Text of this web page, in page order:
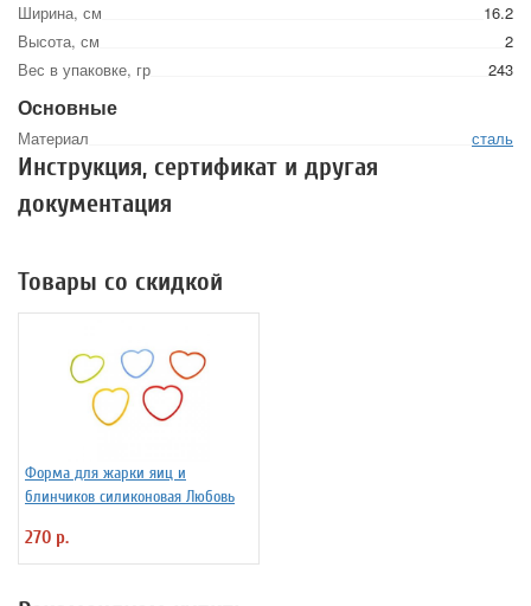
Ширина, см
16.2
Высота, см
2
Вес в упаковке, гр
243
Основные
Материал сталь
Инструкция, сертификат и другая
документация
Товары со скидкой
Форма для жарки яиц и
блинчиков силиконовая Любовь
270 р.